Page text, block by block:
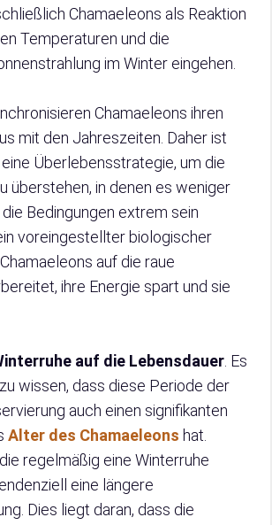
Chamaeleons als Reaktion
Temperaturen und die
im Winter eingehen.
Chamaeleons ihren
mit den Jahreszeiten. Daher ist
Überlebensstrategie, um die
überstehen, in denen es weniger
Bedingungen extrem sein
voreingestellter biologischer
auf die raue
ihre Energie spart und sie
auf die Lebensdauer. Es
wissen, dass diese Periode der
auch einen signifikanten
Alter des Chamaeleons hat.
regelmäßig eine Winterruhe
eine längere
Dies liegt daran, dass die